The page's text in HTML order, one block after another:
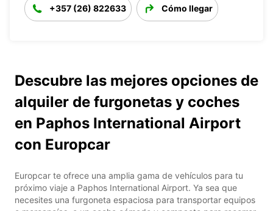
+357 (26) 822633 Cómo llegar
Descubre las mejores opciones de
alquiler de furgonetas y coches
en Paphos International Airport
con Europcar
Europcar te ofrece una amplia gama de vehículos para tu
próximo viaje a Paphos International Airport. Ya sea que
necesites una furgoneta espaciosa para transportar equipos